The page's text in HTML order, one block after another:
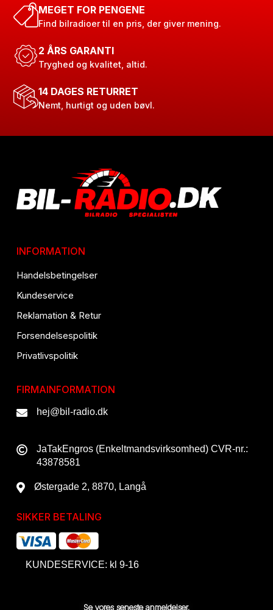
MEGET FOR PENGENE
Find bilradioer til en pris, der giver mening.
2 ÅRS GARANTI
Tryghed og kvalitet, altid.
14 DAGES RETURRET
Nemt, hurtigt og uden bøvl.
INFORMATION
Handelsbetingelser
Kundeservice
Reklamation & Retur
Forsendelsespolitik
Privatlivspolitik
FIRMAINFORMATION
hej@bil-radio.dk
JaTakEngros (Enkeltmandsvirksomhed) CVR-nr.:
43878581
Østergade 2, 8870, Langå
SIKKER BETALING
KUNDESERVICE: kl 9-16
Se vores seneste anmeldelser,